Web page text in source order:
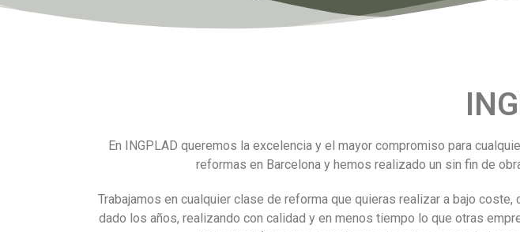
En INGPLAD queremos la excelencia y el mayor compromiso para
reformas en Barcelona y hemos realizado un sin fin de
Trabajamos en cualquier clase de reforma que quieras realizar a bajo
dado los años, realizando con calidad y en menos tiempo lo que otras